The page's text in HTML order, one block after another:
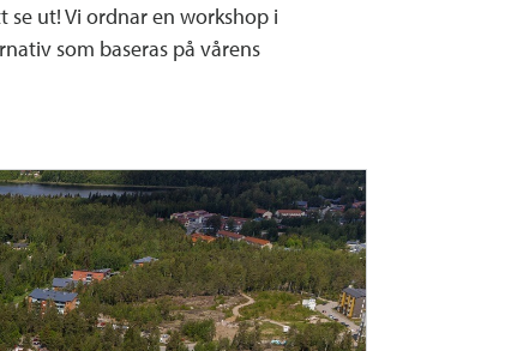
ut! Vi ordnar en workshop i
som baseras på vårens